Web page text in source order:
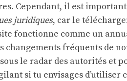
Cependant, il est
juridiques, car le
fonctionne comme un
changements fréquents de
le radar des autorités et
si tu envisages d’utiliser